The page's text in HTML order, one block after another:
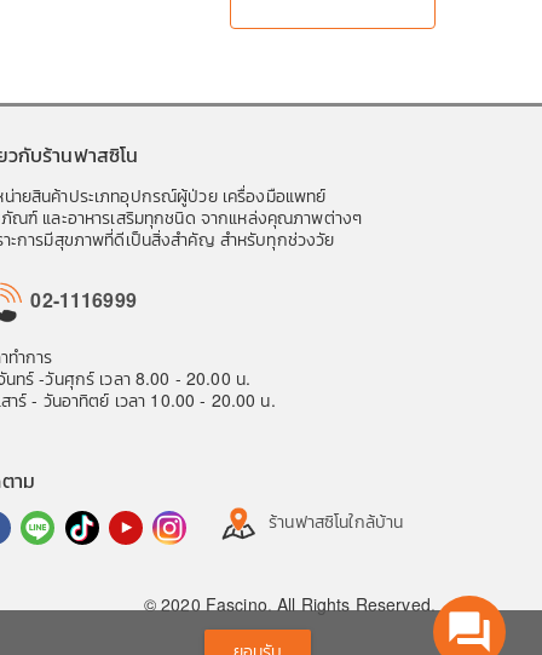
สำหรับผู้ใหญ่
วกับร้านฟาสซิโน
น่ายสินค้าประเภทอุปกรณ์ผู้ป่วย เครื่องมือแพทย์
ภัณฑ์ และอาหารเสริมทุกชนิด จากแหล่งคุณภาพต่างๆ
าะการมีสุขภาพที่ดีเป็นสิ่งสำคัญ สำหรับทุกช่วงวัย
02-1116999
ทำการ
นทร์ -วันศุกร์ เวลา 8.00 - 20.00 น.
สาร์ - วันอาทิตย์ เวลา 10.00 - 20.00 น.
าม
ร้านฟาสซิโนใกล้บ้าน
© 2020 Fascino. All Rights Reserved.
question_answer
ยอมรับ